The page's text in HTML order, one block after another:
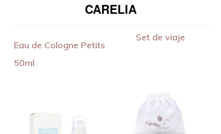
CARELIA
Eau de Cologne Petits
50ml
Set de viaje